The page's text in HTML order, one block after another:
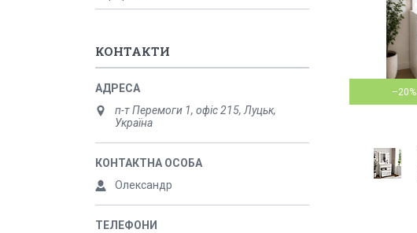
–20%
КОНТАКТИ
п-т Перемоги 1, офіс 215, Луцьк,
Україна
Олександр